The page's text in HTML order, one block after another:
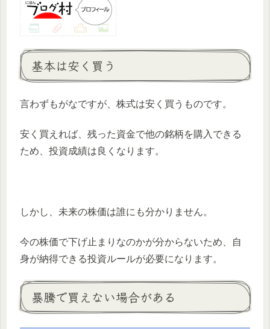
基本は安く買う
言わずもがなですが、株式は安く買うものです。
安く買えれば、残った資金で他の銘柄を購入できる
ため、投資成績は良くなります。
しかし、未来の株価は誰にも分かりません。
今の株価で下げ止まりなのかが分からないため、自
身が納得できる投資ルールが必要になります。
暴騰で買えない場合がある